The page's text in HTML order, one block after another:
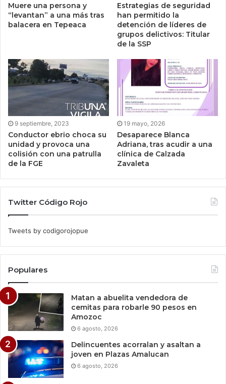
Muere una persona y
“levantan” a una más tras
balacera en Tepeaca
Estrategias de seguridad
han permitido la
detención de líderes de
grupos delictivos: Titular
de la SSP
9 septiembre, 2023
Conductor ebrio choca su
unidad y provoca una
colisión con una patrulla
de la FGE
19 mayo, 2026
Desaparece Blanca
Adriana, tras acudir a una
clínica de Calzada
Zavaleta
Twitter Código Rojo
Tweets by codigorojopue
Populares
Matan a abuelita vendedora de
cemitas para robarle 90 pesos en
Amozoc
6 agosto, 2026
Delincuentes acorralan y asaltan a
joven en Plazas Amalucan
6 agosto, 2026